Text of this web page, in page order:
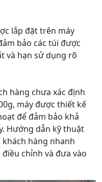
lắp đặt trên máy
bảo các túi được
và hạn sử dụng rõ
hàng chưa xác định
máy được thiết kế
để đảm bảo khả
Hướng dẫn kỹ thuật
hàng nhanh
chỉnh và đưa vào